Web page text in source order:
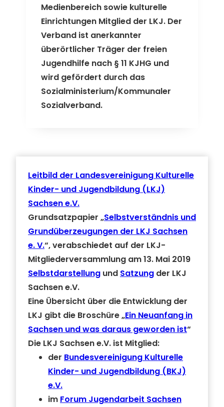
Medienbereich sowie kulturelle
Einrichtungen Mitglied der LKJ. Der
Verband ist anerkannter
überörtlicher Träger der freien
Jugendhilfe nach § 11 KJHG und
wird gefördert durch das
Sozialministerium/Kommunaler
Sozialverband.
Leitbild der Landesvereinigung Kulturelle
Kinder- und Jugendbildung (LKJ)
Sachsen e.V.
Grundsatzpapier „Selbstverständnis und
Grundüberzeugungen der LKJ Sachsen
e. V.“, verabschiedet auf der LKJ-
Mitgliederversammlung am 13. Mai 2019
Selbstdarstellung und Satzung der LKJ
Sachsen e.V.
Eine Übersicht über die Entwicklung der
LKJ gibt die Broschüre„Ein Neuanfang in
Sachsen und was daraus geworden ist“
Die LKJ Sachsen e.V. ist Mitglied:
der Bundesvereinigung Kulturelle
Kinder- und Jugendbildung (BKJ)
e.V.
im Forum Jugendarbeit Sachsen